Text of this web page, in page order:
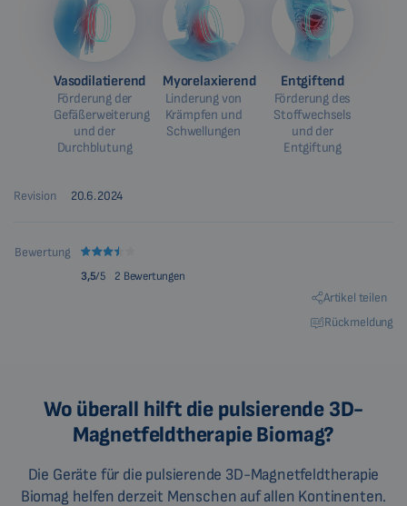
Vasodilatierend
Förderung der
Gefäßerweiterung
und der
Durchblutung
Myorelaxierend
Linderung von
Krämpfen und
Schwellungen
Entgiftend
Förderung des
Stoffwechsels
und der
Entgiftung
Revision 20.6.2024
Bewertung
3,5/5 2 Bewertungen
Artikel teilen
Rückmeldung
Wo überall hilft die pulsierende 3D-
Magnetfeldtherapie Biomag?
Die Geräte für die pulsierende 3D-Magnetfeldtherapie
Biomag helfen derzeit Menschen auf allen Kontinenten.